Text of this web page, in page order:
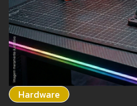
Hardware